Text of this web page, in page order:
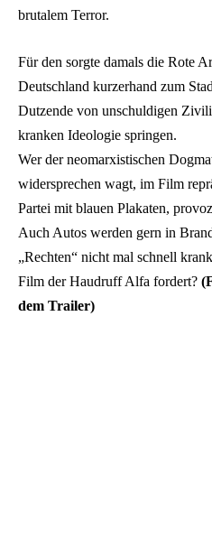
brutalem Terror.
Für den sorgte damals die Rote
Deutschland kurzerhand zum
Dutzende von unschuldigen
kranken Ideologie springen.
Wer der neomarxistischen
widersprechen wagt, im Film
Partei mit blauen Plakaten,
Auch Autos werden gern in
„Rechten“ nicht mal schnell
Film der Haudruff Alfa fordert?
dem Trailer)